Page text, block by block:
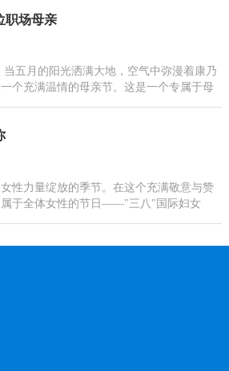
职场母亲
五月的阳光洒满大地，空气中弥漫着康乃
个充满温情的母亲节。这是一个专属于母
性力量绽放的季节。在这个充满敬意与赞
属于全体女性的节日——"三八"国际妇女